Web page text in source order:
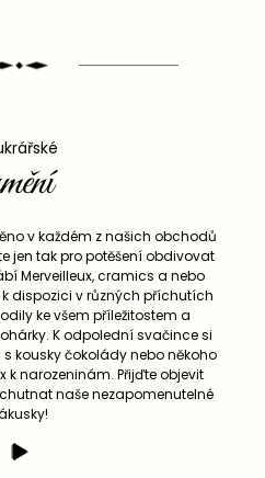
v každém z našich obchodů
jen tak pro potěšení obdivovat
Merveilleux, cramics a nebo
dispozici v různých příchutích
ke všem příležitostem a
K odpolední svačince si
kousky čokolády nebo někoho
k narozeninám. Přijďte objevit
naše nezapomenutelné